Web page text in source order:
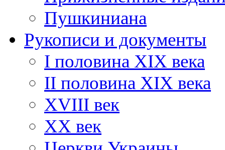
Пушкиниана
Рукописи и документы
I половина XIX века
II половина XIX века
XVIII век
ХХ век